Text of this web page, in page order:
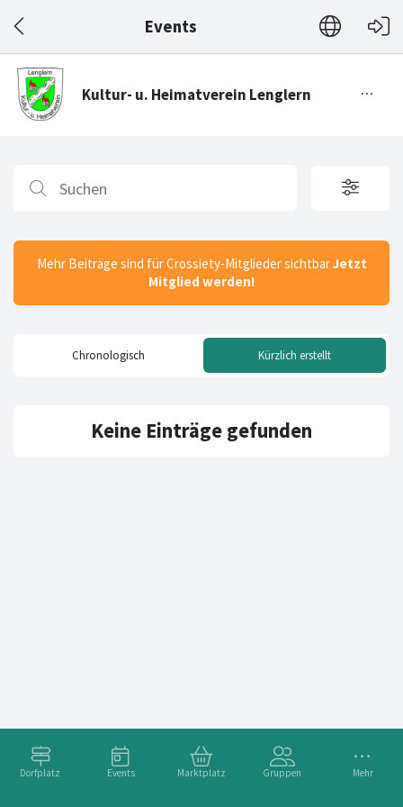
Events
Dorfplatz Events Marktplatz Gruppen Mehr
Mehr Beiträge sind für Crossiety-Mitglieder sichtbarJetzt
Mitglied werden!
Chronologisch Kürzlich erstellt
Keine Einträge gefunden